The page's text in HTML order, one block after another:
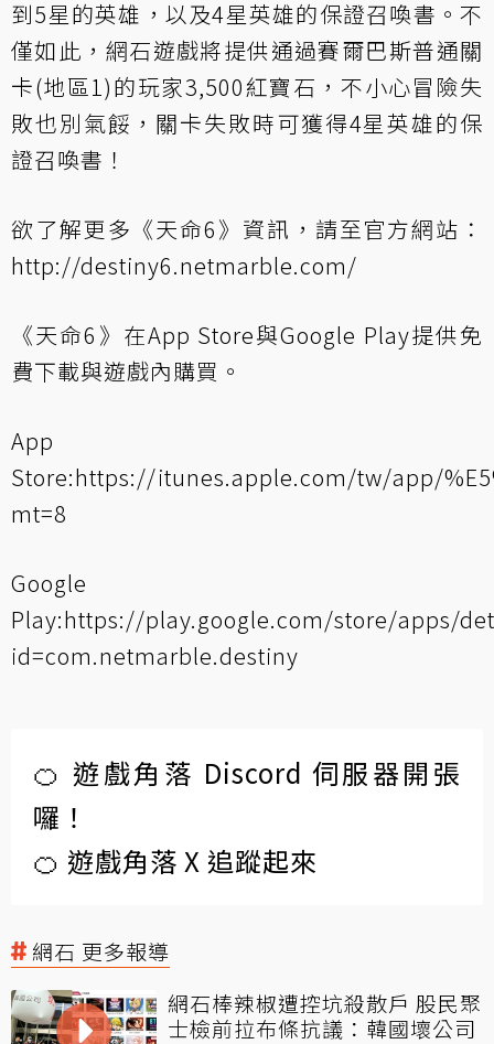
到5星的英雄，以及4星英雄的保證召喚書。不
僅如此，網石遊戲將提供通過賽爾巴斯普通關
卡(地區1)的玩家3,500紅寶石，不小心冒險失
敗也別氣餒，關卡失敗時可獲得4星英雄的保
證召喚書！
欲了解更多《天命6》資訊，請至官方網站：
http://destiny6.netmarble.com/
《天命6》在App Store與Google Play提供免
費下載與遊戲內購買。
App
Store:https://itunes.apple.com/tw/app/
mt=8
Google
Play:https://play.google.com/store/apps/
id=com.netmarble.destiny
🍊 遊戲角落 Discord 伺服器開張
囉！
🍊 遊戲角落 X 追蹤起來
網石 更多報導
網石棒辣椒遭控坑殺散戶 股民聚
士檢前拉布條抗議：韓國壞公司